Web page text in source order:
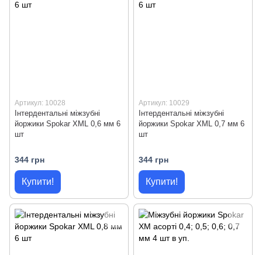
Артикул: 10028
Інтердентальні міжзубні
йоржики Spokar XML 0,6 мм 6
шт
344 грн
Купити!
Артикул: 10029
Інтердентальні міжзубні
йоржики Spokar XML 0,7 мм 6
шт
344 грн
Купити!